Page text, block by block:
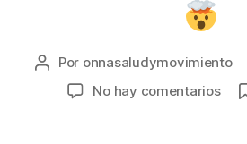
Autor
Por onnasaludymovimiento
No hay comentariosen